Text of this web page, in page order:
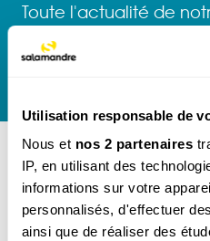
Utilisation responsable de
Nous et nos 2 partenaires
IP, en utilisant des
informations sur votre
personnalisés, d'effectuer
ainsi que de réaliser des
Toute l'actualité de
Paiment sécurisé